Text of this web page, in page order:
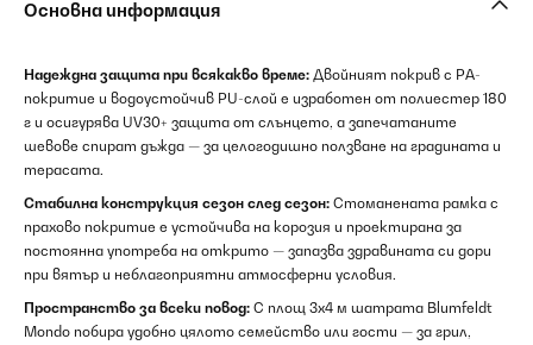
Основна информация
Надеждна защита при всякакво време: Двойният покрив с PA-
покритие и водоустойчив PU-слой е изработен от полиестер 180
г и осигурява UV30+ защита от слънцето, а запечатаните
шевове спират дъжда — за целогодишно ползване на градината и
терасата.
Стабилна конструкция сезон след сезон: Стоманената рамка с
прахово покритие е устойчива на корозия и проектирана за
постоянна употреба на открито — запазва здравината си дори
при вятър и неблагоприятни атмосферни условия.
Пространство за всеки повод: С площ 3x4 м шатрата Blumfeldt
Mondo побира удобно цялото семейство или гости — за грил,